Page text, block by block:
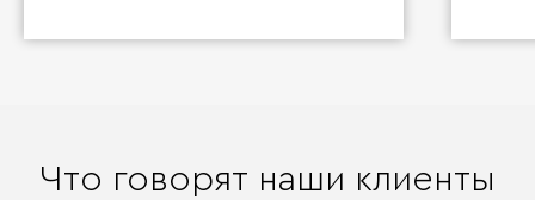
Что говорят наши клиенты